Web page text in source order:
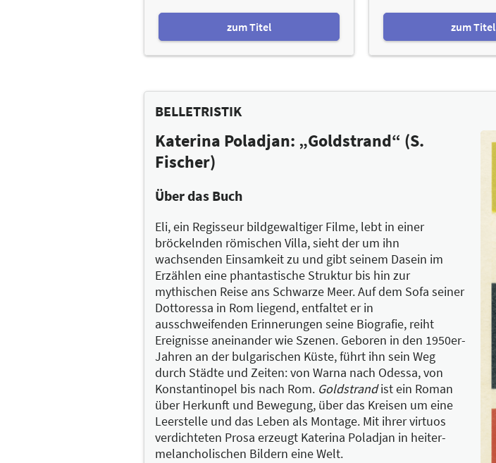
zum Titel zum Titel
BELLETRISTIK
Katerina Poladjan: „Goldstrand“ (S.
Fischer)
Über das Buch
Eli, ein Regisseur bildgewaltiger Filme, lebt in einer
bröckelnden römischen Villa, sieht der um ihn
wachsenden Einsamkeit zu und gibt seinem Dasein im
Erzählen eine phantastische Struktur bis hin zur
mythischen Reise ans Schwarze Meer. Auf dem Sofa seiner
Dottoressa in Rom liegend, entfaltet er in
ausschweifenden Erinnerungen seine Biografie, reiht
Ereignisse aneinander wie Szenen. Geboren in den 1950er-
Jahren an der bulgarischen Küste, führt ihn sein Weg
durch Städte und Zeiten: von Warna nach Odessa, von
Konstantinopel bis nach Rom. Goldstrandist ein Roman
über Herkunft und Bewegung, über das Kreisen um eine
Leerstelle und das Leben als Montage. Mit ihrer virtuos
verdichteten Prosa erzeugt Katerina Poladjan in heiter-
melancholischen Bildern eine Welt.